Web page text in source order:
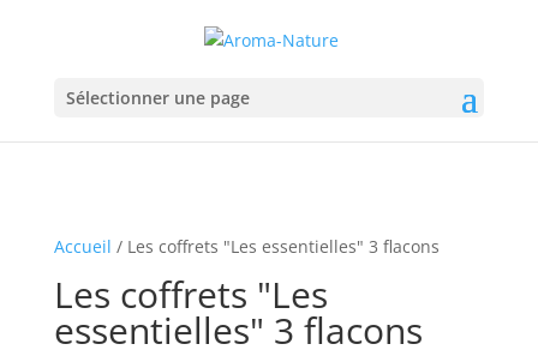
Sélectionner une page
Accueil / Les coffrets "Les essentielles" 3 flacons
Les coffrets "Les
essentielles" 3 flacons